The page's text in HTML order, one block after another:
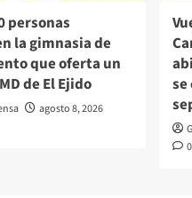
personas
la gimnasia de
que oferta un
de El Ejido
agosto 8, 2026
se
0